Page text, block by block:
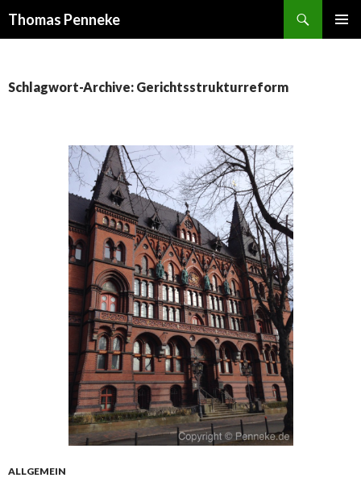
Thomas Penneke
Schlagwort-Archive: Gerichtsstrukturreform
ALLGEMEIN